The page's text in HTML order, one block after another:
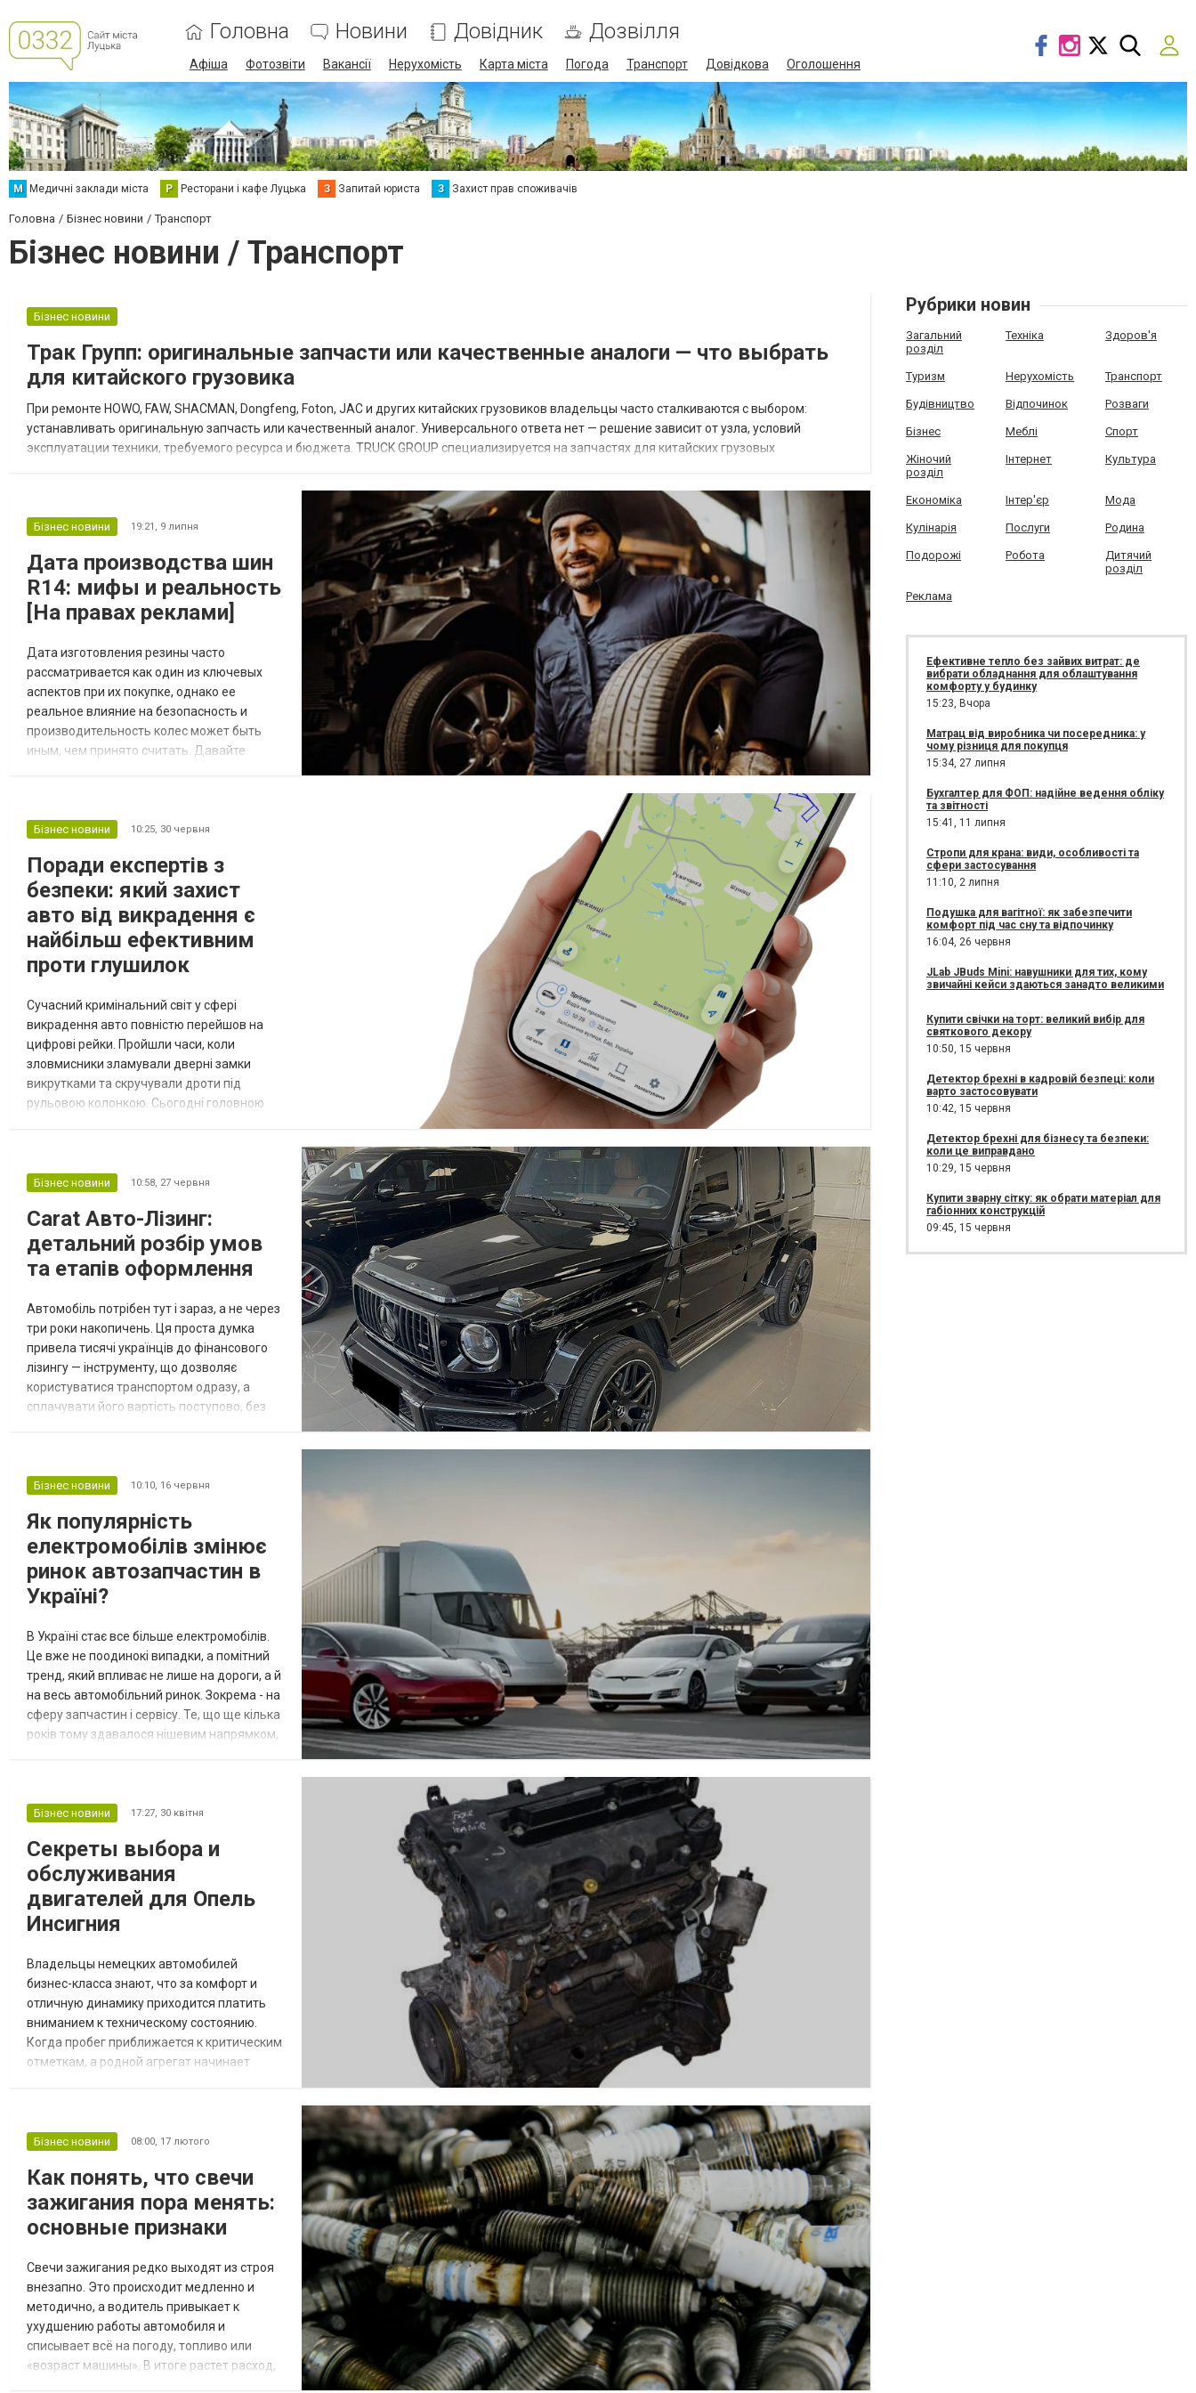
Головна Новини Довідник Дозвілля
Афіша Фотозвіти Вакансії Нерухомість Карта міста Погода Транспорт Довідкова Оголошення
М Медичні заклади міста Р Ресторани і кафе Луцька З Запитай юриста З Захист прав споживачів
Головна Бізнес новини Транспорт
Бізнес новини / Транспорт
Бізнес новини
Трак Групп: оригинальные запчасти или качественные аналоги — что выбрать
для китайского грузовика
При ремонте HOWO, FAW, SHACMAN, Dongfeng, Foton, JAC и других китайских грузовиков владельцы часто сталкиваются с выбором:
устанавливать оригинальную запчасть или качественный аналог. Универсального ответа нет — решение зависит от узла, условий
эксплуатации техники, требуемого ресурса и бюджета. TRUCK GROUP специализируется на запчастях для китайских грузовых
Бізнес новини 19:21, 9 липня
Дата производства шин
R14: мифы и реальность
[На правах реклами]
Дата изготовления резины часто
рассматривается как один из ключевых
аспектов при их покупке, однако ее
реальное влияние на безопасность и
производительность колес может быть
иным, чем принято считать. Давайте
которые можно по ссылке https://ascania-
автошины всегда лучше. Многие считают,
что новая резина обязате...
Бізнес новини 10:25, 30 червня
Поради експертів з
безпеки: який захист
авто від викрадення є
найбільш ефективним
проти глушилок
Сучасний кримінальний світ у сфері
викрадення авто повністю перейшов на
цифрові рейки. Пройшли часи, коли
зловмисники зламували дверні замки
викрутками та скручували дроти під
рульовою колонкою. Сьогодні головною
кількох десятків метрів повністю
супутників та мобільний зв'язок GSM/LTE.
Через це стандартні супутникові с...
Бізнес новини 10:58, 27 червня
Carat Авто-Лізинг:
детальний розбір умов
та етапів оформлення
Автомобіль потрібен тут і зараз, а не через
три роки накопичень. Ця проста думка
привела тисячі українців до фінансового
лізингу — інструменту, що дозволяє
користуватися транспортом одразу, а
сплачувати його вартість поступово, без
лізингова компанія Carat
автолізингу для фізичних осіб, підприємців
та...
Бізнес новини 10:10, 16 червня
Як популярність
електромобілів змінює
ринок автозапчастин в
Україні?
В Україні стає все більше електромобілів.
Це вже не поодинокі випадки, а помітний
тренд, який впливає не лише на дороги, а й
на весь автомобільний ринок. Зокрема - на
сферу запчастин і сервісу. Те, що ще кілька
років тому здавалося нішевим напрямком,
допомагають і спеціалізовані онлайн-
https://evox.com.ua/. Чому ринок
автозапчастин для елек...
Бізнес новини 17:27, 30 квітня
Секреты выбора и
обслуживания
двигателей для Опель
Инсигния
Владельцы немецких автомобилей
бизнес-класса знают, что за комфорт и
отличную динамику приходится платить
вниманием к техническому состоянию.
Когда пробег приближается к критическим
отметкам, а родной агрегат начинает
двигатель Opel Insignia с небольшим
избежать долгого ожидания запчастей и
гарантирует, что машина вернется в...
Бізнес новини 08:00, 17 лютого
Как понять, что свечи
зажигания пора менять:
основные признаки
Свечи зажигания редко выходят из строя
внезапно. Это происходит медленно и
методично, а водитель привыкает к
ухудшению работы автомобиля и
списывает всё на погоду, топливо или
«возраст машины». В итоге растет расход,
Рубрики новин
Загальний
розділ
Техніка Здоров'я
Туризм Нерухомість Транспорт
Будівництво Відпочинок Розваги
Бізнес Меблі Спорт
Жіночий
розділ
Інтернет Культура
Економіка Інтер'єр Мода
Кулінарія Послуги Родина
Подорожі Робота
Дитячий
розділ
Реклама
Ефективне тепло без зайвих витрат: де
вибрати обладнання для облаштування
комфорту у будинку
15:23, Вчора
Матрац від виробника чи посередника: у
чому різниця для покупця
15:34, 27 липня
Бухгалтер для ФОП: надійне ведення обліку
та звітності
15:41, 11 липня
Стропи для крана: види, особливості та
сфери застосування
11:10, 2 липня
Подушка для вагітної: як забезпечити
комфорт під час сну та відпочинку
16:04, 26 червня
JLab JBuds Mini: навушники для тих, кому
звичайні кейси здаються занадто великими
Купити свічки на торт: великий вибір для
святкового декору
10:50, 15 червня
Детектор брехні в кадровій безпеці: коли
варто застосовувати
10:42, 15 червня
Детектор брехні для бізнесу та безпеки:
коли це виправдано
10:29, 15 червня
Купити зварну сітку: як обрати матеріал для
габіонних конструкцій
09:45, 15 червня